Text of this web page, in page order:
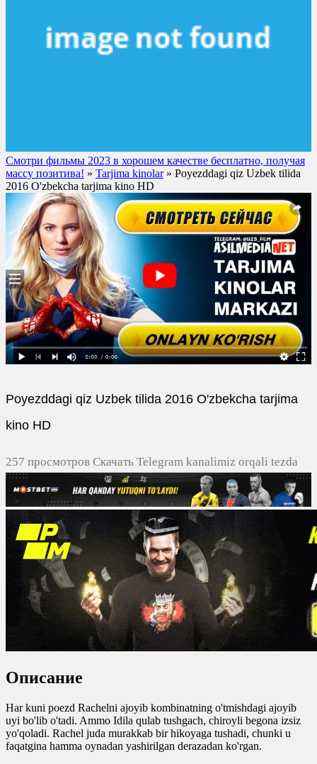
Смотри фильмы 2023 в хорошем качестве бесплатно, получая
массу позитива! » Tarjima kinolar» Poyezddagi qiz Uzbek tilida
2016 O'zbekcha tarjima kino HD
Poyezddagi qiz Uzbek tilida 2016 O'zbekcha tarjima
kino HD
257 просмотров Скачать Telegram kanalimiz orqali tezda
yuklash
0
0
Описание
Har kuni poezd Rachelni ajoyib kombinatning o'tmishdagi ajoyib
uyi bo'lib o'tadi. Ammo Idila qulab tushgach, chiroyli begona izsiz
yo'qoladi. Rachel juda murakkab bir hikoyaga tushadi, chunki u
faqatgina hamma oynadan yashirilgan derazadan ko'rgan.